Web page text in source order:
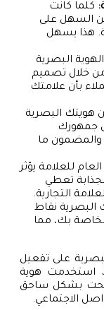
كلما كانت
السهل على
هذا يسهل
البصرية
خلال تصميم
بأن علامتك
هويتك البصرية
جمهورك
والمضمون ما
للعلامة يؤثر
تعطي
التجارية.
البصرية نقاط
بك، مما
على تفعيل
استخدمت هوية
بشكل ساحق
الاجتماعي.